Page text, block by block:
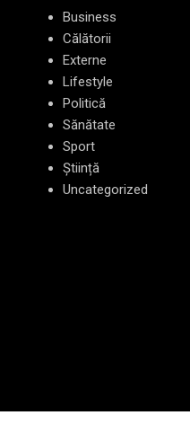
Business
Călătorii
Externe
Lifestyle
Politică
Sănătate
Sport
Știință
Uncategorized